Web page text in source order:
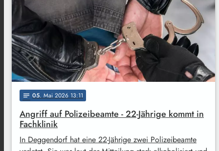
notes 05. Mai 2026 13:11
Angriff auf Polizeibeamte - 22-Jährige kommt in
Fachklinik
In Deggendorf hat eine 22-Jährige zwei Polizeibeamte